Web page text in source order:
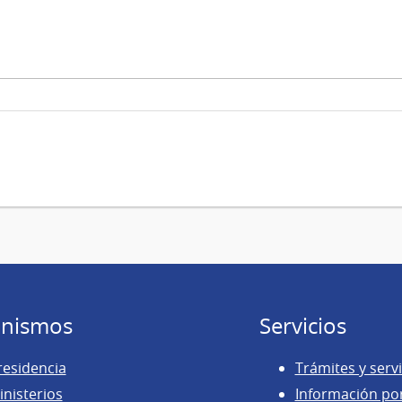
Servicios
Trámites y
Información